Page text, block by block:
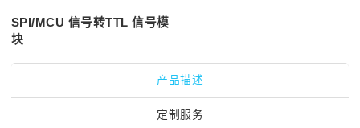
SPI/MCU 信号转TTL 信号模
块
产品描述
定制服务